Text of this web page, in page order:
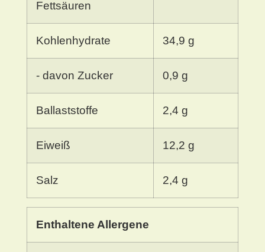
Fettsäuren
Kohlenhydrate 34,9 g
- davon Zucker 0,9 g
Ballaststoffe 2,4 g
Eiweiß 12,2 g
Salz 2,4 g
Enthaltene Allergene